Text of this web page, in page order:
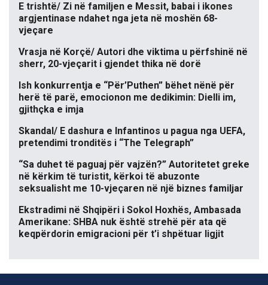
E trishtë/ Zi në familjen e Messit, babai i ikones
argjentinase ndahet nga jeta në moshën 68-
vjeçare
Vrasja në Korçë/ Autori dhe viktima u përfshinë në
sherr, 20-vjeçarit i gjendet thika në dorë
Ish konkurrentja e “Për’Puthen” bëhet nënë për
herë të parë, emocionon me dedikimin: Dielli im,
gjithçka e imja
Skandal/ E dashura e Infantinos u pagua nga UEFA,
pretendimi tronditës i “The Telegraph”
“Sa duhet të paguaj për vajzën?” Autoritetet greke
në kërkim të turistit, kërkoi të abuzonte
seksualisht me 10-vjeçaren në një biznes familjar
Ekstradimi në Shqipëri i Sokol Hoxhës, Ambasada
Amerikane: SHBA nuk është strehë për ata që
keqpërdorin emigracioni për t’i shpëtuar ligjit